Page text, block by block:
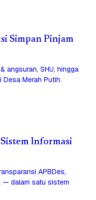
Simpan Pinjam
angsuran, SHU, hingga
Merah Putih.
Informasi
APBDes,
— dalam satu sistem